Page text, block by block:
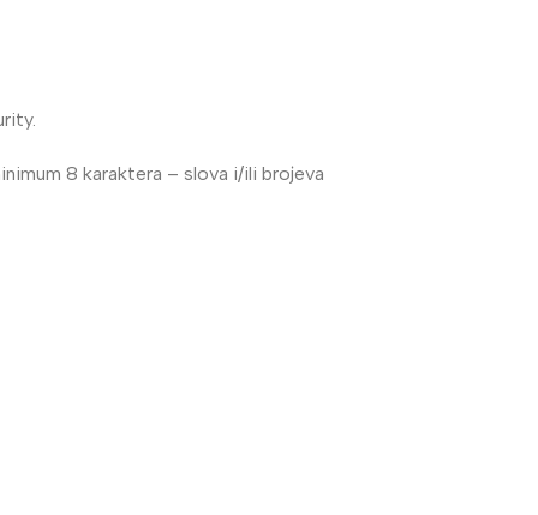
8 karaktera – slova i/ili brojeva